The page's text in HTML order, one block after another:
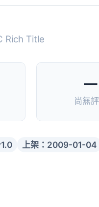
Rich Title
—
尚無
上架：2009-01-04